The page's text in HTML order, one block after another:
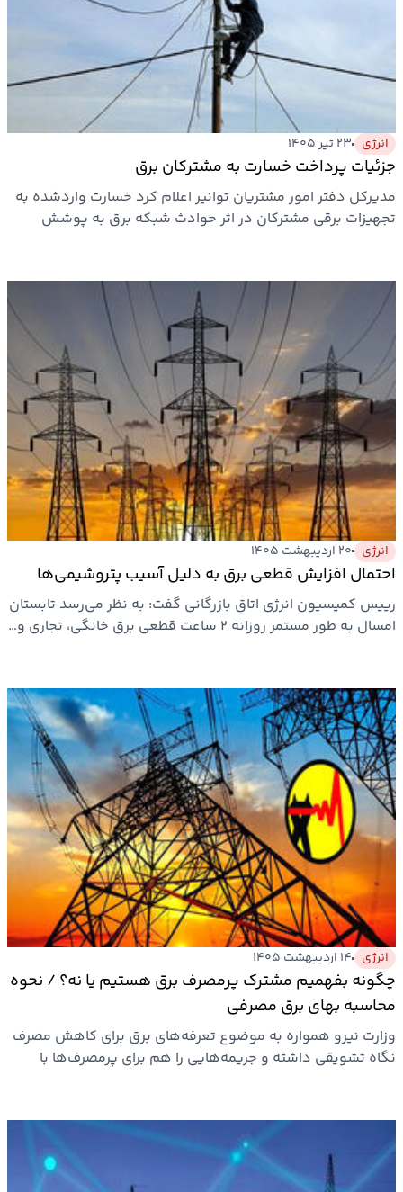
انرژی ۲۳ تیر ۱۴۰۵
جزئیات پرداخت خسارت به مشترکان برق
مدیرکل دفتر امور مشتریان توانیر اعلام کرد خسارت واردشده به
تجهیزات برقی مشترکان در اثر حوادث شبکه برق به پوشش
انرژی ۲۰ اردیبهشت ۱۴۰۵
احتمال افزایش قطعی برق به دلیل آسیب پتروشیمی‌ها
رییس کمیسیون انرژی اتاق بازرگانی گفت: به نظر می‌رسد تابستان
امسال به طور مستمر روزانه ۲ ساعت قطعی برق خانگی، تجاری و…
انرژی ۱۴ اردیبهشت ۱۴۰۵
چگونه بفهمیم مشترک پرمصرف برق هستیم یا نه؟ / نحوه
محاسبه بهای برق مصرفی
وزارت نیرو همواره به موضوع تعرفه‌های برق برای کاهش مصرف
نگاه تشویقی داشته و جریمه‌هایی را هم برای پرمصرف‌ها با